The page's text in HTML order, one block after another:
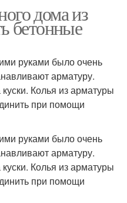
дома из
бетонные
руками было очень
арматуру.
Колья из арматуры
при помощи
руками было очень
арматуру.
Колья из арматуры
при помощи